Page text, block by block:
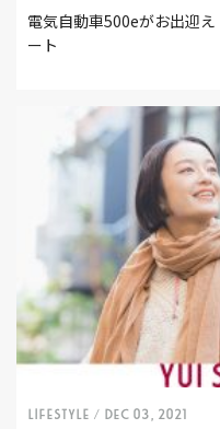
電気自動車500eがお出迎
ート
LIFESTYLE / Dec 03, 2021